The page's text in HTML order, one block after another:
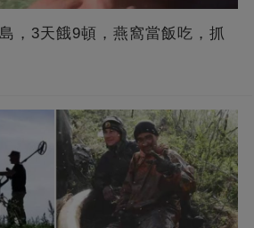
，3天餓9頓，燕窩當飯吃，抓